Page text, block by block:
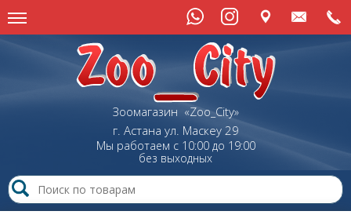
Зоомагазин «Zoo_City»
г. Астана ул. Маскеу29
Мы работаем с 10:00 до 19:00
без выходных